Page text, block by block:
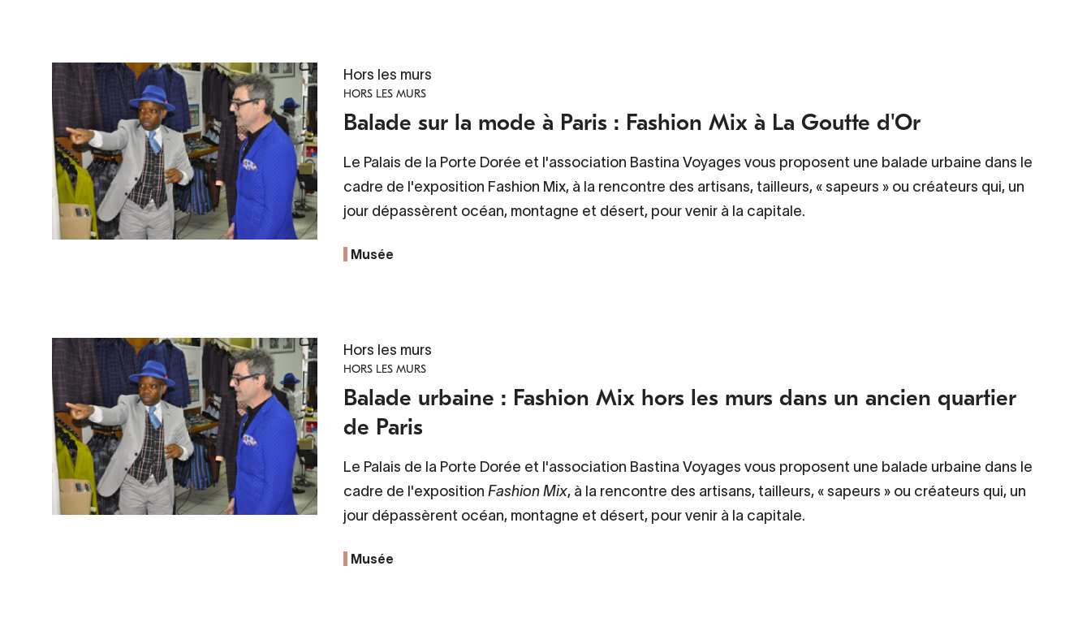
Hors les murs
HORS LES MURS
Balade sur la mode à Paris : Fashion Mix à La Goutte d'Or
Le Palais de la Porte Dorée et l'association Bastina Voyages vous proposent une balade urbaine dans le
cadre de l'exposition Fashion Mix, à la rencontre des artisans, tailleurs, « sapeurs » ou créateurs qui, un
jour dépassèrent océan, montagne et désert, pour venir à la capitale.
Musée
Hors les murs
HORS LES MURS
Balade urbaine : Fashion Mix hors les murs dans un ancien quartier
de Paris
Le Palais de la Porte Dorée et l'association Bastina Voyages vous proposent une balade urbaine dans le
cadre de l'exposition Fashion Mix, à la rencontre des artisans, tailleurs, « sapeurs » ou créateurs qui, un
jour dépassèrent océan, montagne et désert, pour venir à la capitale.
Musée